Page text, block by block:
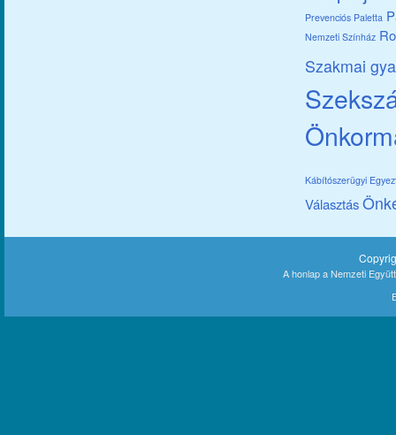
Prevenciós Paletta
Nemzeti Színház
Szakmai
Kábítószerügyi
Választás
A honlap a Nemzeti